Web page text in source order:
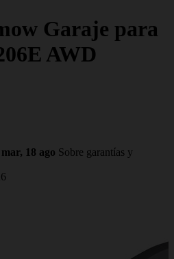
Garaje para
AWD
mar, 18 ago Sobre garantías y